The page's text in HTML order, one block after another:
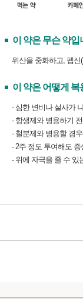
이 약은 무슨 약입
위산을 중화하고, 펩
이 약은 어떻게
- 심한 변비나 설사가
- 항생제와 병용하기
- 철분제와 병용할 경
- 2주 정도 투여해도
- 위에 자극을 줄 수 있